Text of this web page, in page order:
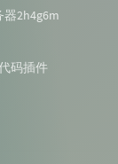
2h4g6m
码插件